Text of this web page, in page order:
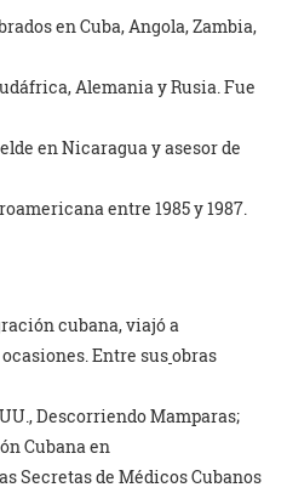
en Cuba, Angola, Zambia,
Alemania y Rusia. Fue
en Nicaragua y asesor de
entre 1985 y 1987.
cubana, viajó a
Entre susobras
Descorriendo Mamparas;
Cubana en
Secretas de Médicos Cubanos